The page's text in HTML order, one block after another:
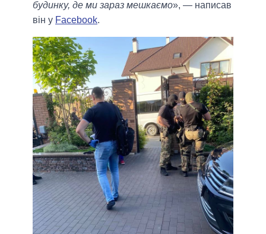
будинку, де ми зараз мешкаємо», — написав
він у Facebook.